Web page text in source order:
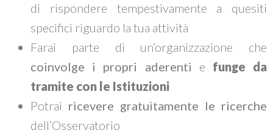
di rispondere tempestivamente a quesiti
specifici riguardo la tua attività
Farai parte di un’organizzazione che
coinvolge i propri aderenti e funge da
tramite con le Istituzioni
Potrai ricevere gratuitamente le ricerche
dell’Osservatorio